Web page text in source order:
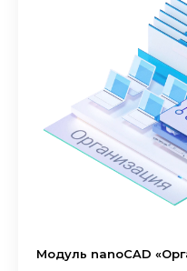
Модуль nanoCAD